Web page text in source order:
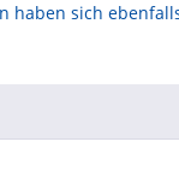
haben sich